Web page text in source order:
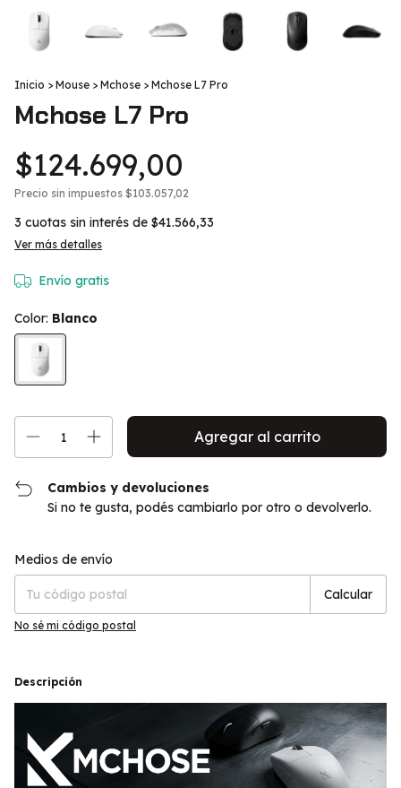
Inicio > Mouse > Mchose > Mchose L7 Pro
Mchose L7 Pro
$124.699,00
Precio sin impuestos $103.057,02
3 cuotas sin interés de $41.566,33
Ver más detalles
Envío gratis
Color: Blanco
Cambios y devoluciones
Si no te gusta, podés cambiarlo por otro o devolverlo.
Entregas para el CP:
Medios de envío
Calcular
No sé mi código postal
Descripción